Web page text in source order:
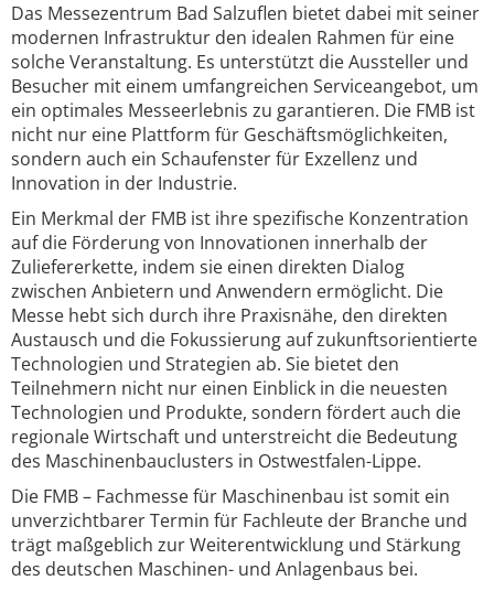
Das Messezentrum Bad Salzuflen bietet dabei mit seiner
modernen Infrastruktur den idealen Rahmen für eine
solche Veranstaltung. Es unterstützt die Aussteller und
Besucher mit einem umfangreichen Serviceangebot, um
ein optimales Messeerlebnis zu garantieren. Die FMB ist
nicht nur eine Plattform für Geschäftsmöglichkeiten,
sondern auch ein Schaufenster für Exzellenz und
Innovation in der Industrie.
Ein Merkmal der FMB ist ihre spezifische Konzentration
auf die Förderung von Innovationen innerhalb der
Zuliefererkette, indem sie einen direkten Dialog
zwischen Anbietern und Anwendern ermöglicht. Die
Messe hebt sich durch ihre Praxisnähe, den direkten
Austausch und die Fokussierung auf zukunftsorientierte
Technologien und Strategien ab. Sie bietet den
Teilnehmern nicht nur einen Einblick in die neuesten
Technologien und Produkte, sondern fördert auch die
regionale Wirtschaft und unterstreicht die Bedeutung
des Maschinenbauclusters in Ostwestfalen-Lippe.
Die FMB – Fachmesse für Maschinenbau ist somit ein
unverzichtbarer Termin für Fachleute der Branche und
trägt maßgeblich zur Weiterentwicklung und Stärkung
des deutschen Maschinen- und Anlagenbaus bei.